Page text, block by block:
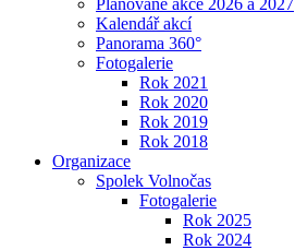
Plánované akce 2026 a 2027
Kalendář akcí
Panorama 360°
Fotogalerie
Rok 2021
Rok 2020
Rok 2019
Rok 2018
Organizace
Spolek Volnočas
Fotogalerie
Rok 2025
Rok 2024